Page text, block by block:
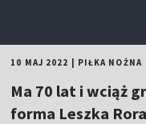
10 MAJ 2022 PIŁKA NOŻNA
Ma 70 lat i wciąż
forma Leszka